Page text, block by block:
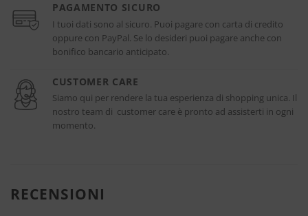
PAGAMENTO SICURO
I tuoi dati sono al sicuro. Puoi pagare con carta di credito
oppure con PayPal. Se lo desideri puoi pagare anche con
bonifico bancario anticipato.
CUSTOMER CARE
Siamo qui per rendere la tua esperienza di shopping unica. Il
nostro team di customer care è pronto ad assisterti in ogni
momento.
RECENSIONI